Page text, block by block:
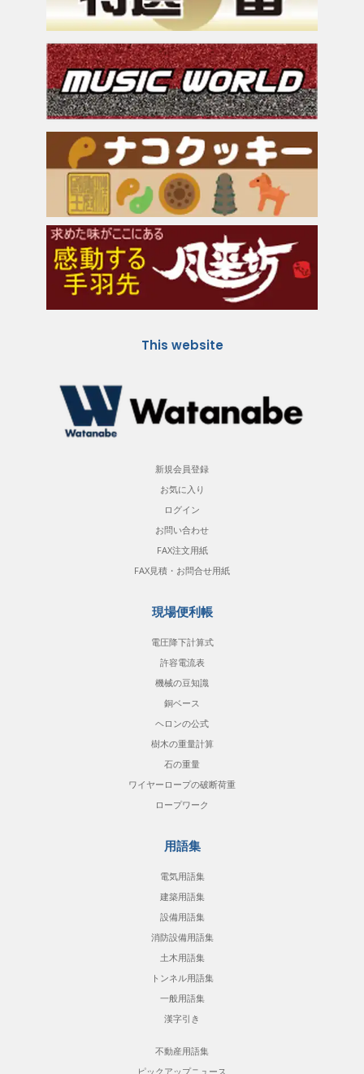
This website
新規会員登録
お気に入り
ログイン
お問い合わせ
FAX注文用紙
FAX見積・お問合せ用紙
現場便利帳
電圧降下計算式
許容電流表
機械の豆知識
銅ベース
ヘロンの公式
樹木の重量計算
石の重量
ワイヤーロープの破断荷重
ロープワーク
用語集
電気用語集
建築用語集
設備用語集
消防設備用語集
土木用語集
トンネル用語集
一般用語集
漢字引き
不動産用語集
ピックアップニュース